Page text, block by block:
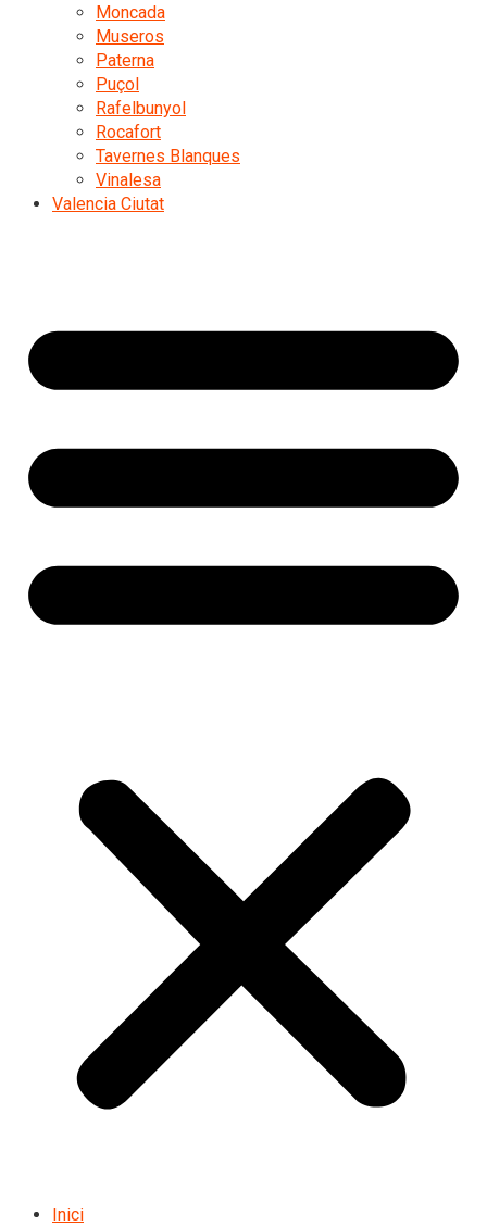
Moncada
Museros
Paterna
Puçol
Rafelbunyol
Rocafort
Tavernes Blanques
Vinalesa
Valencia Ciutat
Inici